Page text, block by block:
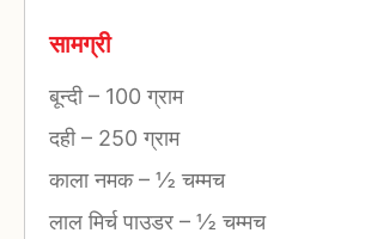
सामग्री
बून्दी– 100 ग्राम
दही– 250 ग्राम
काला नमक– ½ चम्मच
लाल मिर्च पाउडर – ½ चम्मच